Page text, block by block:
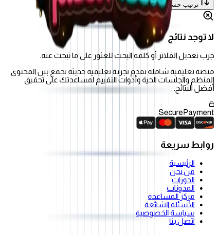
ترتيب حسب:الأحدث
لا توجد نتائج
جرب تعديل الفلاتر أو كلمة البحث للعثور على ما تبحث عنه.
منصة تعليمية شاملة تقدم تجربة تعليمية حديثة تجمع بين المحتوى
المنظم والجلسات الحية وأدوات التقييم لمساعدتك على تحقيق
أفضل النتائج.
Secure Payment
روابط سريعة
الرئيسية
من نحن
الدورات
المدونات
مركز المساعدة
الأسئلة الشائعة
سياسة الخصوصية
اتصل بنا